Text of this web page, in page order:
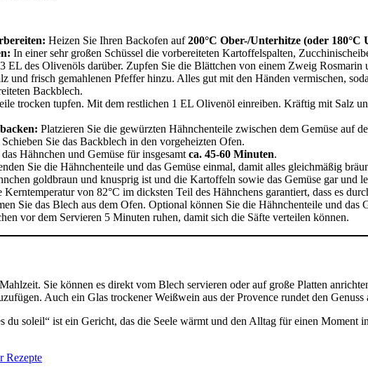
Heizen Sie Ihren Backofen auf200°C Ober-/Unterhitze (oder 180°C
In einer sehr großen Schüssel die vorbereiteten Kartoffelspalten,
EL des Olivenöls darüber. Zupfen Sie die Blättchen von einem Zweig
und frisch gemahlenen Pfeffer hinzu. Alles gut mit den Händen vermischen,
Backblech.
trocken tupfen. Mit dem restlichen 1 EL Olivenöl einreiben. Kräftig mit Salz
Platzieren Sie die gewürzten Hähnchenteile zwischen dem Gemüse auf
Sie das Backblech in den vorgeheizten Ofen.
Hähnchen und Gemüse für insgesamt ca. 45-60 Minuten.
Sie die Hähnchenteile und das Gemüse einmal, damit alles gleichmäßig
goldbraun und knusprig ist und die Kartoffeln sowie das Gemüse gar
von 82°C im dicksten Teil des Hähnchens garantiert, dass es
Sie das Blech aus dem Ofen. Optional können Sie die Hähnchenteile und
vor dem Servieren 5 Minuten ruhen, damit sich die Säfte verteilen können.
Sie können es direkt vom Blech servieren oder auf große Platten
Auch ein Glas trockener Weißwein aus der Provence rundet den Genuss
du soleil“ ist ein Gericht, das die Seele wärmt und den Alltag für einen
Rezepte